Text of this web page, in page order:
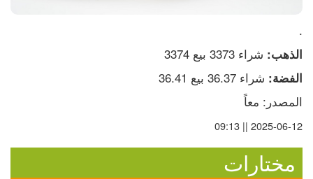
.
الذهب: شراء 3373 بيع 3374
الفضة: شراء 36.37 بيع 36.41
المصدر: معاً
2025-06-12 || 09:13
مختارات